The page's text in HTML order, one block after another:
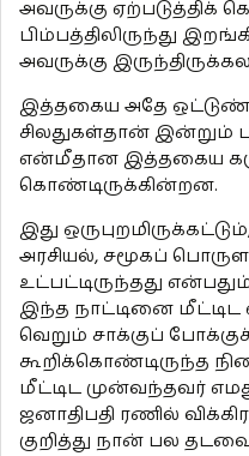
அவருக்கு ஏற்படுத்திக்
பிம்பத்திலிருந்து
அவருக்கு
இத்தகைய அதே
சிலதுகள்தான்
என்மீதான இத்தகைய
கொண்டிருக்கின்றன.
இது
அரசியல், சமூகப்
உட்பட்டிருந்தது
இந்த நாட்டினை மீட்டிட
வெறும் சாக்குப்
கூறிக்கொண்டிருந்த
மீட்டிட முன்வந்தவர்
ஜனாதிபதி ரணில்
குறித்து நான் பல